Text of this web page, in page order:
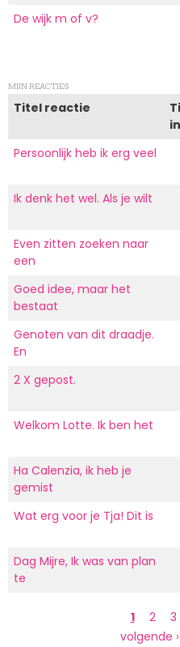
De wijk m of v?
MIJN REACTIES
Titel reactie
Persoonlijk heb ik erg veel
Ik denk het wel. Als je wilt
Even zitten zoeken naar
een
Goed idee, maar het
bestaat
Genoten van dit draadje.
En
2 X gepost.
Welkom Lotte. Ik ben het
Ha Calenzia, ik heb je
gemist
Wat erg voor je Tja! Dit is
Dag Mijre, Ik was van plan
te
Huidige
pagina
1 Page
2 3
Volgende
volgende ›